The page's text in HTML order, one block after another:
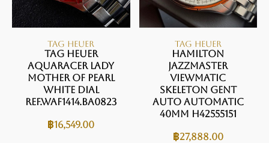
TAG HEUER
TAG Heuer
Aquaracer Lady
Mother of Pearl
White Dial
Ref.WAF1414.BA0823
฿16,549.00
TAG HEUER
Hamilton
JAZZMASTER
VIEWMATIC
SKELETON GENT
AUTO Automatic
40mm H42555151
฿27,888.00